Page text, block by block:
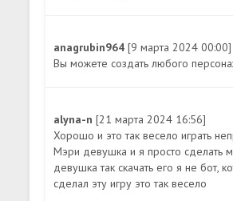
anagrubin964[9 марта 2024 00:00]
Вы можете создать любого
alyna-n[21 марта 2024 16:56]
Хорошо и это так весело играть
Мэри девушка и я просто сделать
девушка так скачать его я не бот,
сделал эту игру это так весело